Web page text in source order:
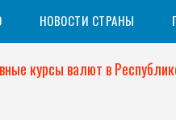
НОВОСТИ СТРАНЫ